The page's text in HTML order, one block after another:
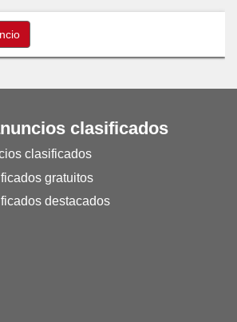
clasificados
clasificados
gratuitos
destacados